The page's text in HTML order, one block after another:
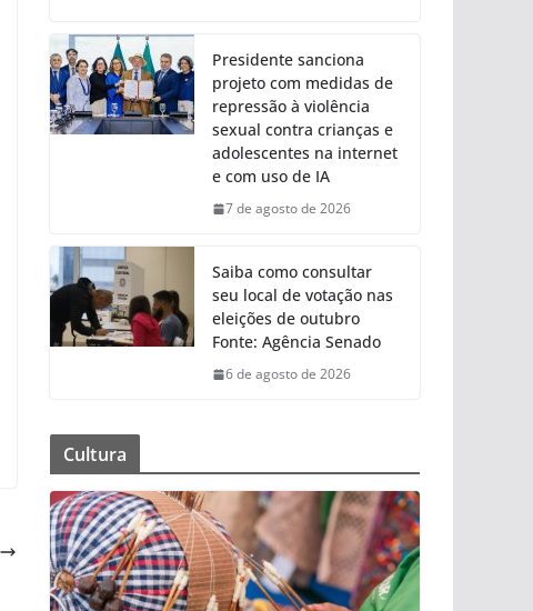
Presidente sanciona
projeto com medidas de
repressão à violência
sexual contra crianças e
adolescentes na internet
e com uso de IA
7 de agosto de 2026
Saiba como consultar
seu local de votação nas
eleições de outubro
Fonte: Agência Senado
6 de agosto de 2026
Cultura